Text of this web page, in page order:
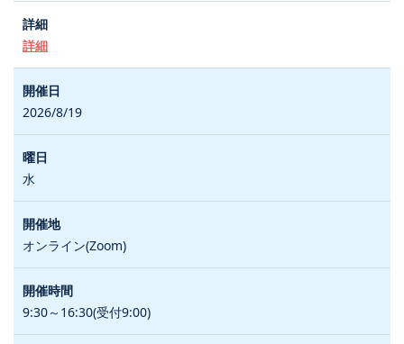
詳細
2026/8/19
水
オンライン(Zoom)
9:30～16:30(受付9:00)